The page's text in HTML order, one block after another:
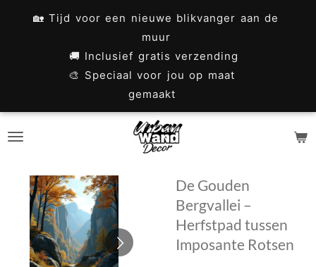
🏡 Tijd voor een nieuwe blikvanger aan de
muur
🚚 Inclusief gratis verzending
🎨 Speciaal voor jou op maat
gemaakt
De Gouden
Bergvallei –
Herfstpad tussen
Imposante Rotsen